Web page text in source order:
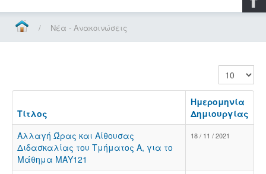
/ Νέα - Ανακοινώσεις
Εμφάνιση
Τίτλος
Ημερομηνία
Δημιουργίας
Αλλαγή Ώρας και Αίθουσας
Διδασκαλίας του Τμήματος Α, για το
Μάθημα ΜΑΥ121
18 / 11 / 2021